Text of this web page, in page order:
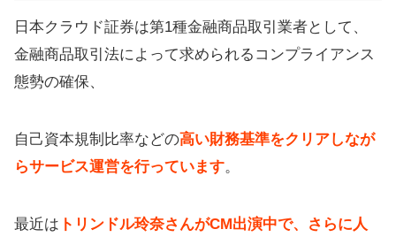
日本クラウド証券は第1種金融商品取引業者として、
金融商品取引法によって求められるコンプライアンス
態勢の確保、
自己資本規制比率などの高い財務基準をクリアしなが
らサービス運営を行っています。
最近は トリンドル玲奈さんがCM出演中で、さらに人